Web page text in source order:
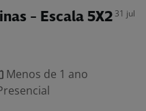
- Escala 5X2 31 jul
Menos de 1 ano